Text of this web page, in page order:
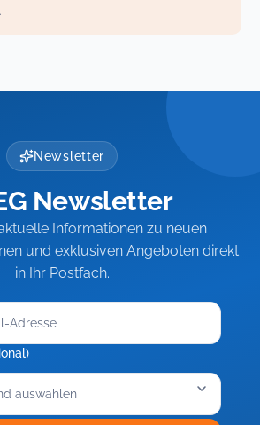
Newsletter
Newsletter
Informationen zu neuen
und exklusiven Angeboten direkt
in Ihr Postfach.